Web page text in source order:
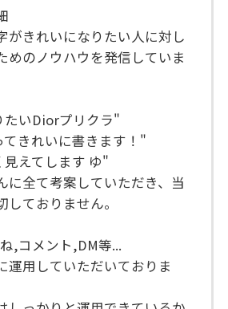
がきれいになりたい人に対し
めのノウハウを発信していま
たいDiorプリクラ"
きれいに書きます！"
えてします ゆ"
全て考案していただき、当
ておりません。
,コメント,DM等...
用していただいておりま